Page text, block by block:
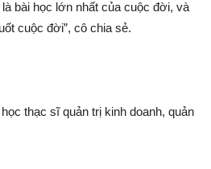
bài học lớn nhất của cuộc đời, và
cuộc đời”, cô chia sẻ.
thạc sĩ quản trị kinh doanh, quản